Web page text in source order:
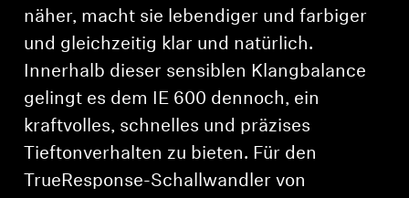
näher, macht sie lebendiger und farbiger
und gleichzeitig klar und natürlich.
Innerhalb dieser sensiblen Klangbalance
gelingt es dem IE 600 dennoch, ein
kraftvolles, schnelles und präzises
Tieftonverhalten zu bieten. Für den
TrueResponse-Schallwandler von